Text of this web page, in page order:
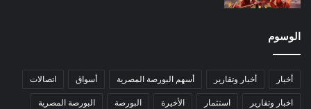
الوسوم
أخبار أخبار وتقارير أسهم البورصة المصرية أسواق اتصالات
اخبار وتقارير استثمار الأخيرة البورصة البورصة المصرية